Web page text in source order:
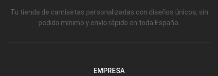
Tu tienda de camisetas personalizadas con diseños únicos, sin
pedido mínimo y envío rápido en toda España.
EMPRESA